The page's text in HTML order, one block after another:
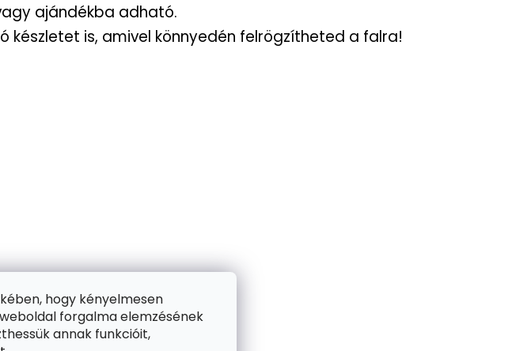
hogy kényelmesen
forgalma elemzésének
annak funkcióit,
ajándékba adható.
készletet is, amivel könnyedén felrögzítheted a falra!